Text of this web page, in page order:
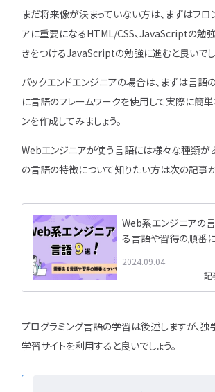
まだ将来像が決まっていない方は、まずはフロ
アに重要になるHTML/CSS、JavaScriptの勉
きをつけるJavaScriptの勉強に進むと良いでし
バックエンドエンジニアの場合は、まずは言語
に言語のフレームワークを使用して実際に簡
ンを作成してみましょう。
Webエンジニアが使う言語には様々な種類が
の言語の特徴について知りたい方は次の記事
2024.09.04
Web系エンジニアの
る言語や習得の順番
記
プログラミング言語の学習は後述しますが、
学習サイトを利用すると良いでしょう。